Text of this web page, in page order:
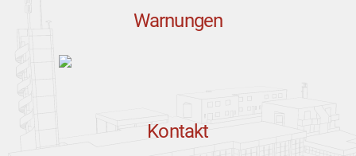
Warnungen
Kontakt